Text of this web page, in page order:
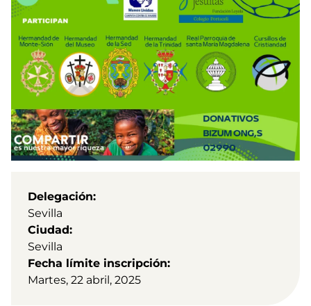
Delegación
Sevilla
Ciudad
Sevilla
Fecha límite inscripción
Martes, 22 abril, 2025